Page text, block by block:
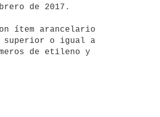
de 2017.
superior o igual a
de etileno y